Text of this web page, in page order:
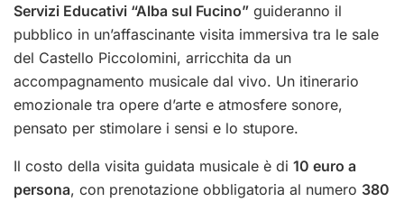
Servizi Educativi “Alba sul Fucino” guideranno il
pubblico in un’affascinante visita immersiva tra le sale
del Castello Piccolomini, arricchita da un
accompagnamento musicale dal vivo. Un itinerario
emozionale tra opere d’arte e atmosfere sonore,
pensato per stimolare i sensi e lo stupore.
Il costo della visita guidata musicale è di 10 euro a
persona, con prenotazione obbligatoria al numero 380